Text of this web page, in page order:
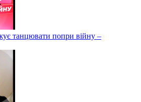
танцювати попри війну –